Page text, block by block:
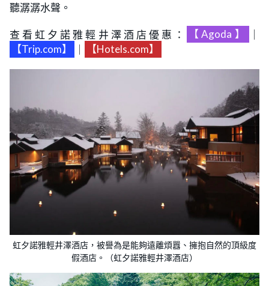
聽潺潺水聲。
查看虹夕諾雅輕井澤酒店優惠： 【Agoda】
【Trip.com】
【Hotels.com】
虹夕諾雅輕井澤酒店，被譽為是能夠遠離煩囂、擁抱自然的頂級度
假酒店。（虹夕諾雅輕井澤酒店）